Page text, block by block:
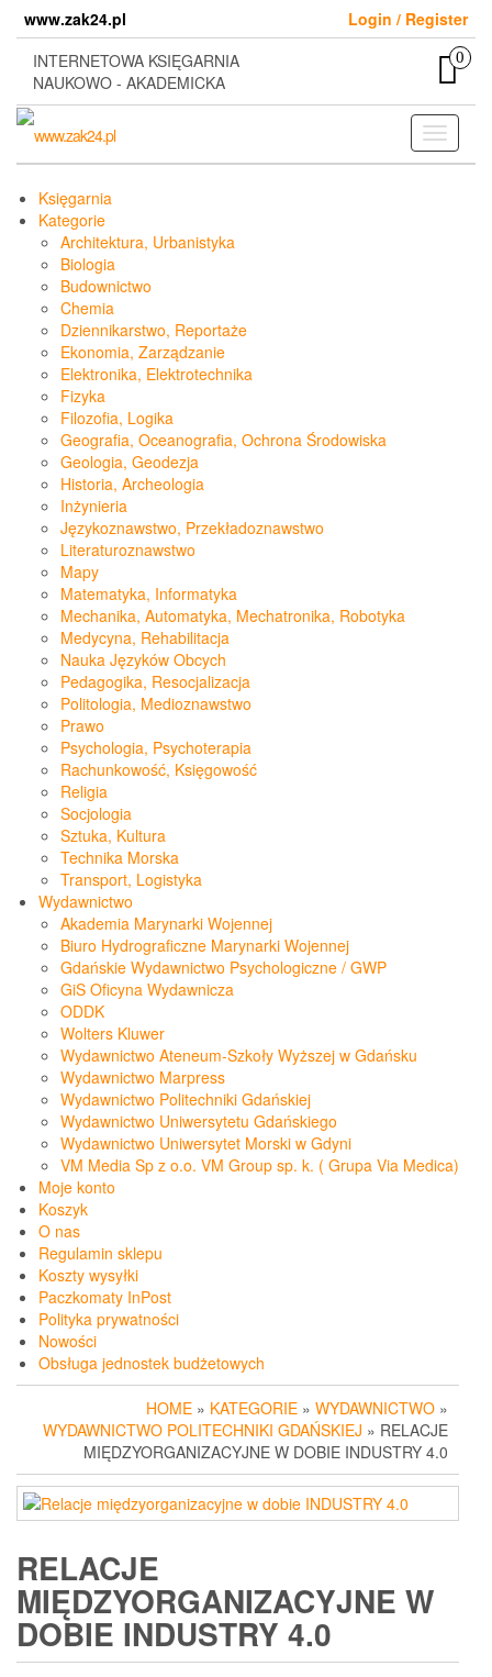
content
www.zak24.pl
Login / Register
INTERNETOWA KSIĘGARNIA
NAUKOWO - AKADEMICKA
0
Toggle
Księgarnia
Kategorie
Architektura, Urbanistyka
Biologia
Budownictwo
Chemia
Dziennikarstwo, Reportaże
Ekonomia, Zarządzanie
Elektronika, Elektrotechnika
Fizyka
Filozofia, Logika
Geografia, Oceanografia, Ochrona Środowiska
Geologia, Geodezja
Historia, Archeologia
Inżynieria
Językoznawstwo, Przekładoznawstwo
Literaturoznawstwo
Mapy
Matematyka, Informatyka
Mechanika, Automatyka, Mechatronika, Robotyka
Medycyna, Rehabilitacja
Nauka Języków Obcych
Pedagogika, Resocjalizacja
Politologia, Medioznawstwo
Prawo
Psychologia, Psychoterapia
Rachunkowość, Księgowość
Religia
Socjologia
Sztuka, Kultura
Technika Morska
Transport, Logistyka
Wydawnictwo
Akademia Marynarki Wojennej
Biuro Hydrograficzne Marynarki Wojennej
Gdańskie Wydawnictwo Psychologiczne / GWP
GiS Oficyna Wydawnicza
ODDK
Wolters Kluwer
Wydawnictwo Ateneum-Szkoły Wyższej w Gdańsku
Wydawnictwo Marpress
Wydawnictwo Politechniki Gdańskiej
Wydawnictwo Uniwersytetu Gdańskiego
Wydawnictwo Uniwersytet Morski w Gdyni
VM Media Sp z o.o. VM Group sp. k. ( Grupa Via Medica)
Moje konto
Koszyk
O nas
Regulamin sklepu
Koszty wysyłki
Paczkomaty InPost
Polityka prywatności
Nowości
Obsługa jednostek budżetowych
HOME » KATEGORIE » WYDAWNICTWO »
WYDAWNICTWO POLITECHNIKI GDAŃSKIEJ » RELACJE
MIĘDZYORGANIZACYJNE W DOBIE INDUSTRY 4.0
RELACJE
MIĘDZYORGANIZACYJNE W
DOBIE INDUSTRY 4.0